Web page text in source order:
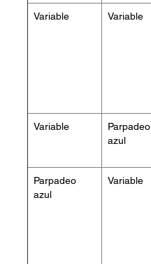
Variable Variable
Variable
Parpadeo
azul
Parpadeo
azul
Variable